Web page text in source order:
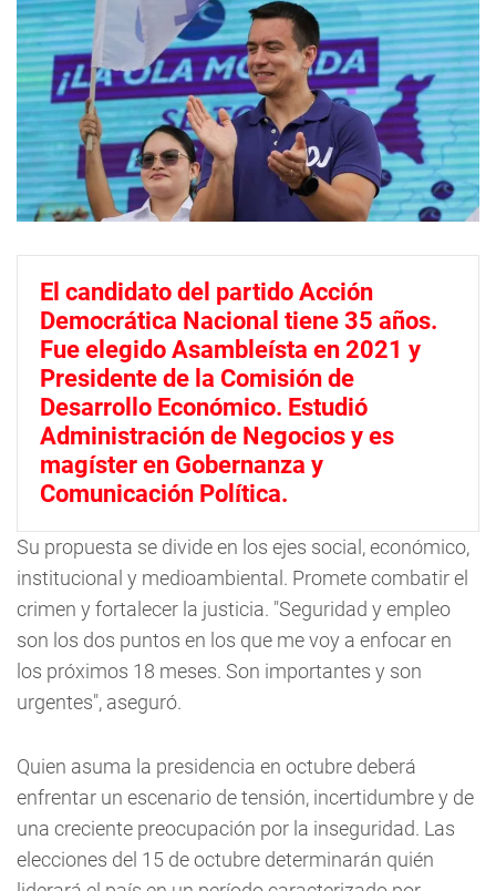
El candidato del partido Acción
Democrática Nacional tiene 35 años.
Fue elegido Asambleísta en 2021 y
Presidente de la Comisión de
Desarrollo Económico. Estudió
Administración de Negocios y es
magíster en Gobernanza y
Comunicación Política.
Su propuesta se divide en los ejes social, económico,
institucional y medioambiental. Promete combatir el
crimen y fortalecer la justicia. "Seguridad y empleo
son los dos puntos en los que me voy a enfocar en
los próximos 18 meses. Son importantes y son
urgentes", aseguró.
Quien asuma la presidencia en octubre deberá
enfrentar un escenario de tensión, incertidumbre y de
una creciente preocupación por la inseguridad. Las
elecciones del 15 de octubre determinarán quién